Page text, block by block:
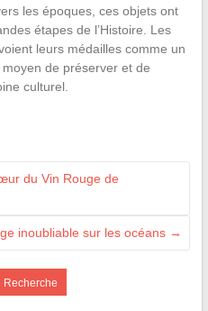
les époques, ces objets ont
étapes de l’Histoire. Les
leurs médailles comme un
de préserver et de
culturel.
du Vin Rouge de
inoubliable sur les océans →
Recherche